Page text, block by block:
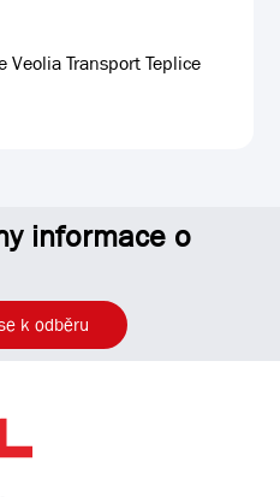
Transport Teplice
informace o
k odběru